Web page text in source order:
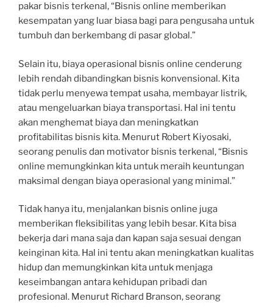
pakar bisnis terkenal, “Bisnis online memberikan
kesempatan yang luar biasa bagi para pengusaha untuk
tumbuh dan berkembang di pasar global.”
Selain itu, biaya operasional bisnis online cenderung
lebih rendah dibandingkan bisnis konvensional. Kita
tidak perlu menyewa tempat usaha, membayar listrik,
atau mengeluarkan biaya transportasi. Hal ini tentu
akan menghemat biaya dan meningkatkan
profitabilitas bisnis kita. Menurut Robert Kiyosaki,
seorang penulis dan motivator bisnis terkenal, “Bisnis
online memungkinkan kita untuk meraih keuntungan
maksimal dengan biaya operasional yang minimal.”
Tidak hanya itu, menjalankan bisnis online juga
memberikan fleksibilitas yang lebih besar. Kita bisa
bekerja dari mana saja dan kapan saja sesuai dengan
keinginan kita. Hal ini tentu akan meningkatkan kualitas
hidup dan memungkinkan kita untuk menjaga
keseimbangan antara kehidupan pribadi dan
profesional. Menurut Richard Branson, seorang